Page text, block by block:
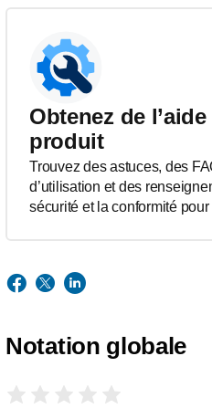
Obtenez de
produit
Trouvez des astuces, des
d’utilisation et des
sécurité et la conformité
Notation globale